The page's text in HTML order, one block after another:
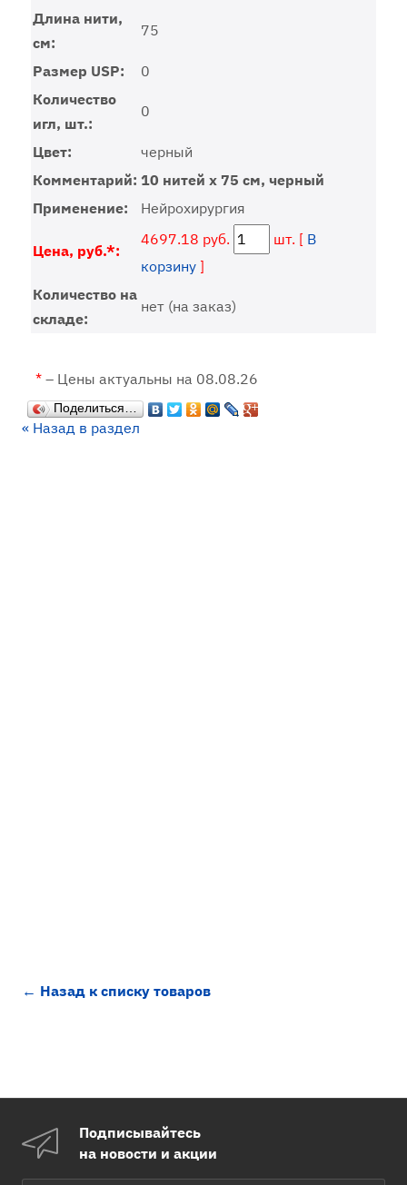
Длина нити,
см:
75
Размер USP:
0
Количество
игл, шт.:
0
Цвет:
черный
Комментарий: 10 нитей x 75 см, черный
Применение:
Нейрохирургия
Цена, руб.*:
4697.18 руб. шт. [ В
корзину ]
Количество на
складе:
нет (на заказ)
* – Цены актуальны на 08.08.26
Поделиться…
« Назад в раздел
← Назад к списку товаров
Подписывайтесь
на новости и акции